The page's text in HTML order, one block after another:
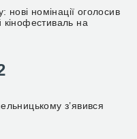
нові номінації оголосив
кінофестиваль на
з’явився